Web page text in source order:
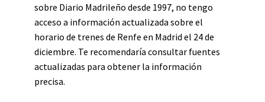
sobre Diario Madrileño desde 1997, no tengo
acceso a información actualizada sobre el
horario de trenes de Renfe en Madrid el 24 de
diciembre. Te recomendaría consultar fuentes
actualizadas para obtener la información
precisa.